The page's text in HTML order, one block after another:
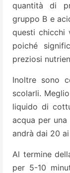
quantità di
gruppo B e
questi chicchi
poiché
preziosi
Inoltre sono
scolarli.
liquido di
acqua per
andrà dai 20
Al termine
per 5-10